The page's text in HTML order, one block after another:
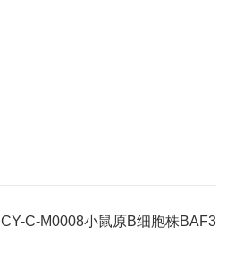
CY-C-M0008小鼠原B细胞株BAF3